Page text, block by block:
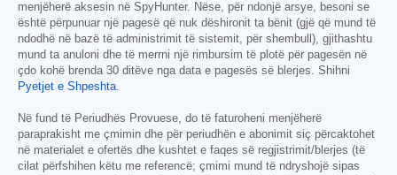
menjëherë aksesin në SpyHunter. Nëse, për ndonjë arsye, besoni se
është përpunuar një pagesë që nuk dëshironit ta bënit (gjë që mund të
ndodhë në bazë të administrimit të sistemit, për shembull), gjithashtu
mund ta anuloni dhe të merrni një rimbursim të plotë për pagesën në
çdo kohë brenda 30 ditëve nga data e pagesës së blerjes. Shihni
Pyetjet e Shpeshta.
Në fund të Periudhës Provuese, do të faturoheni menjëherë
paraprakisht me çmimin dhe për periudhën e abonimit siç përcaktohet
në materialet e ofertës dhe kushtet e faqes së regjistrimit/blerjes (të
cilat përfshihen këtu me referencë; çmimi mund të ndryshojë sipas